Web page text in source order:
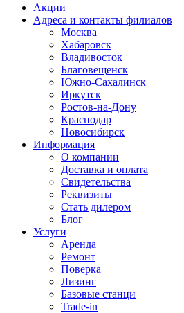
Акции
Адреса и контакты филиалов
Москва
Хабаровск
Владивосток
Благовещенск
Южно-Сахалинск
Иркутск
Ростов-на-Дону
Краснодар
Новосибирск
Информация
О компании
Доставка и оплата
Свидетельства
Реквизиты
Стать дилером
Блог
Услуги
Аренда
Ремонт
Поверка
Лизинг
Базовые станци
Trade-in